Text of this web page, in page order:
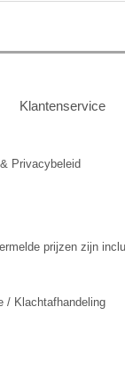
Klantenservice
Privacybeleid
prijzen zijn
/ Klachtafhandeling